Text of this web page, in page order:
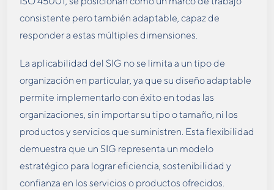
consistente pero también adaptable, capaz de
responder a estas múltiples dimensiones.
La aplicabilidad del SIG no se limita a un tipo de
organización en particular, ya que su diseño adaptable
permite implementarlo con éxito en todas las
organizaciones, sin importar su tipo o tamaño, ni los
productos y servicios que suministren. Esta flexibilidad
demuestra que un SIG representa un modelo
estratégico para lograr eficiencia, sostenibilidad y
confianza en los servicios o productos ofrecidos.